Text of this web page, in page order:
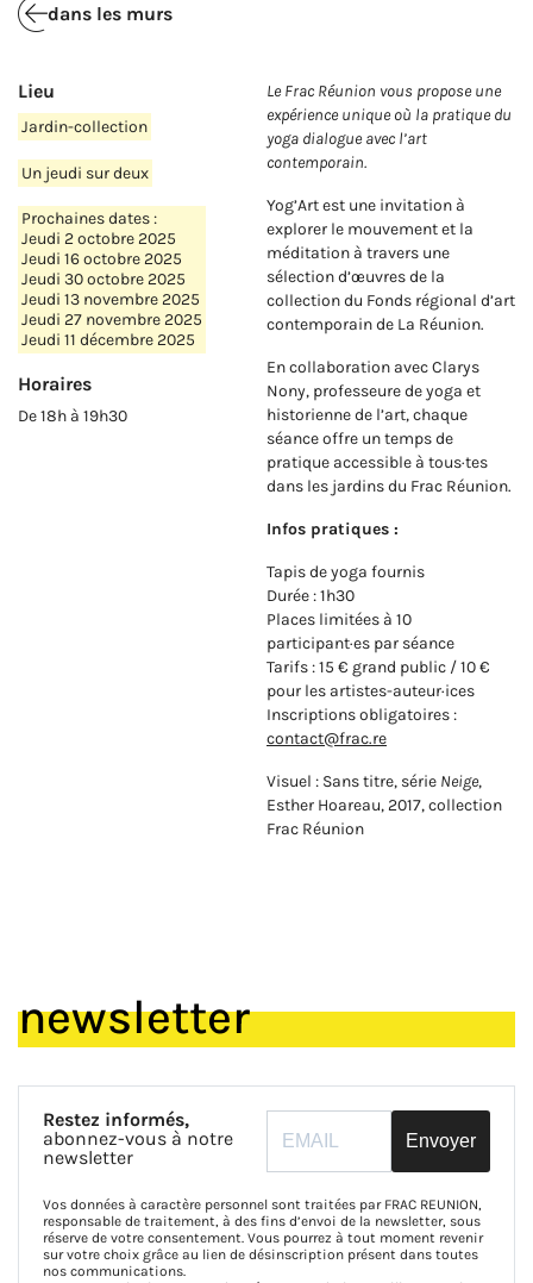
dans les murs
Lieu
Jardin-collection
Un jeudi sur deux
Prochaines dates :
Jeudi 2 octobre 2025
Jeudi 16 octobre 2025
Jeudi 30 octobre 2025
Jeudi 13 novembre 2025
Jeudi 27 novembre 2025
Jeudi 11 décembre 2025
Horaires
De 18h à 19h30
Le Frac Réunion vous propose une
expérience unique où la pratique du
yoga dialogue avec l’art
contemporain.
Yog’Art est une invitation à
explorer le mouvement et la
méditation à travers une
sélection d’œuvres de la
collection du Fonds régional d’art
contemporain de La Réunion.
En collaboration avec Clarys
Nony, professeure de yoga et
historienne de l’art, chaque
séance offre un temps de
pratique accessible à tous·tes
dans les jardins du Frac Réunion.
Infos pratiques :
Tapis de yoga fournis
Durée : 1h30
Places limitées à 10
participant·es par séance
Tarifs : 15 € grand public / 10 €
pour les artistes-auteur·ices
Inscriptions obligatoires :
contact@frac.re
Visuel : Sans titre, série Neige,
Esther Hoareau, 2017, collection
Frac Réunion
newsletter
Restez informés,
abonnez-vous à notre
newsletter
Envoyer
Vos données à caractère personnel sont traitées par FRAC REUNION,
responsable de traitement, à des fins d’envoi de la newsletter, sous
réserve de votre consentement. Vous pourrez à tout moment revenir
sur votre choix grâce au lien de désinscription présent dans toutes
nos communications.